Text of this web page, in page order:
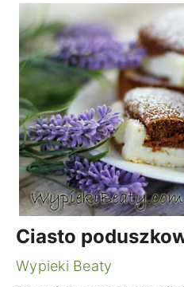
Ciasto
Wypieki Beaty